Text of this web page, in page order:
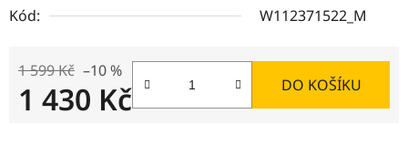
Kód:
W112371522_M
1 599 Kč –10 %
1 430 Kč DO KOŠÍKU